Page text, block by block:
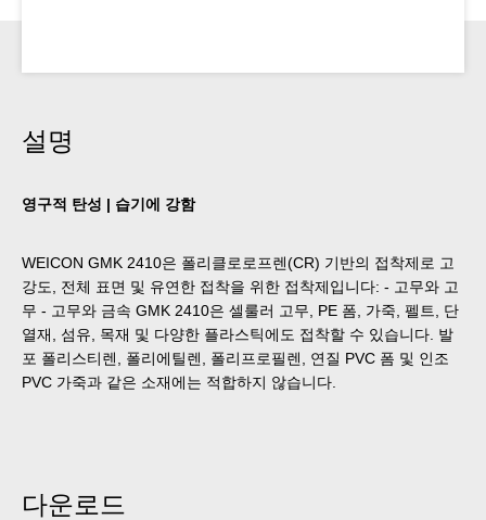
설명
영구적 탄성 | 습기에 강함
WEICON GMK 2410은 폴리클로로프렌(CR) 기반의 접착제로 고
강도, 전체 표면 및 유연한 접착을 위한 접착제입니다: - 고무와 고
무 - 고무와 금속 GMK 2410은 셀룰러 고무, PE 폼, 가죽, 펠트, 단
열재, 섬유, 목재 및 다양한 플라스틱에도 접착할 수 있습니다. 발
포 폴리스티렌, 폴리에틸렌, 폴리프로필렌, 연질 PVC 폼 및 인조
PVC 가죽과 같은 소재에는 적합하지 않습니다.
다운로드